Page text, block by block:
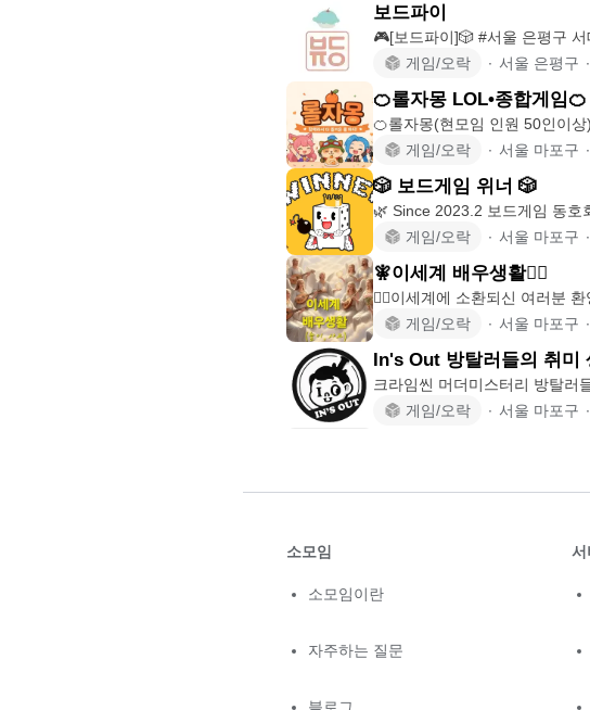
보드파이
🎮[보드파이]🎲 #서울 은평구
게임/오락
∙ 서울 은평구 ∙
🍊롤자몽 LOL•종합게임🍊
게임/오락
∙ 서울 마포구 ∙
🎲 보드게임 위너 🎲
게임/오락
∙ 서울 마포구 ∙
🧚이세계 배우생활🧚‍♀️
🧝‍♂️이세계에 소환되신 여러분
게임/오락
∙ 서울 마포구 ∙
In's Out 방탈러들의 취미
크라임씬 머더미스터리 방탈러
게임/오락
∙ 서울 마포구 ∙
소모임
소모임이란
자주하는 질문
서